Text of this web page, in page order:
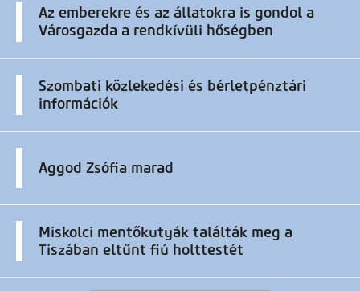
Az emberekre és az állatokra is gondol a
Városgazda a rendkívüli hőségben
Szombati közlekedési és bérletpénztári
információk
Aggod Zsófia marad
Miskolci mentőkutyák találták meg a
Tiszában eltűnt fiú holttestét